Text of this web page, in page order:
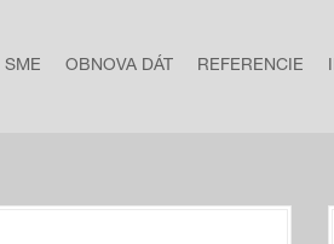
SME OBNOVA DÁT REFERENCIE